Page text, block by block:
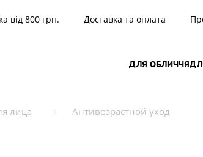
від 800 грн. Доставка та оплата
ДЛЯ ОБЛИЧЧЯ
лица Антивозрастной уход